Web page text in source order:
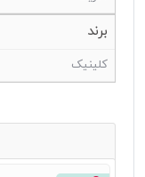
برند
کلینیک